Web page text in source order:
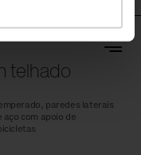
telhado
paredes laterais
com apoio de